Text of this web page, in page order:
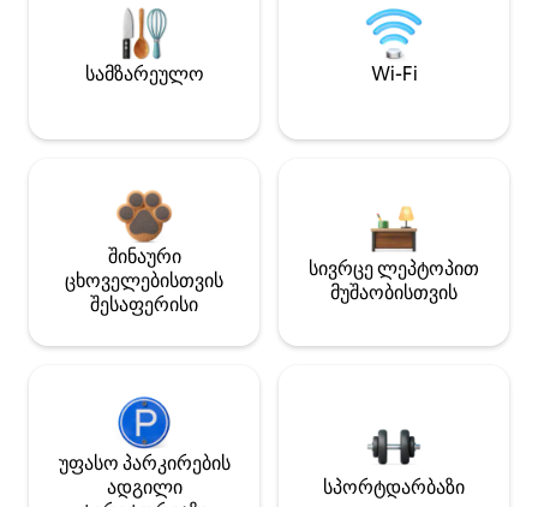
სამზარეულო Wi-Fi
შინაური
ცხოველებისთვის
შესაფერისი
სივრცე ლეპტოპით
მუშაობისთვის
უფასო პარკირების
ადგილი
სპორტდარბაზი